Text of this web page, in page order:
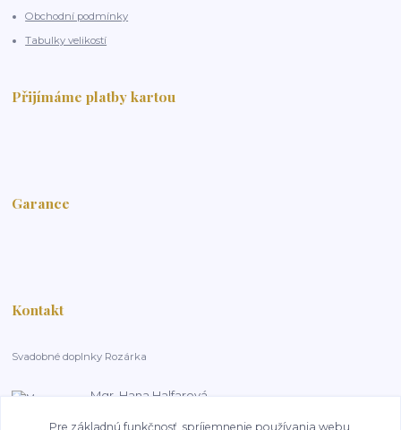
Obchodní podmínky
Tabulky velikostí
Přijímáme platby kartou
Garance
Kontakt
Svadobné doplnky Rozárka
Mgr. Hana Halfarová
Pre základnú funkčnosť, spríjemnenie používania webu,